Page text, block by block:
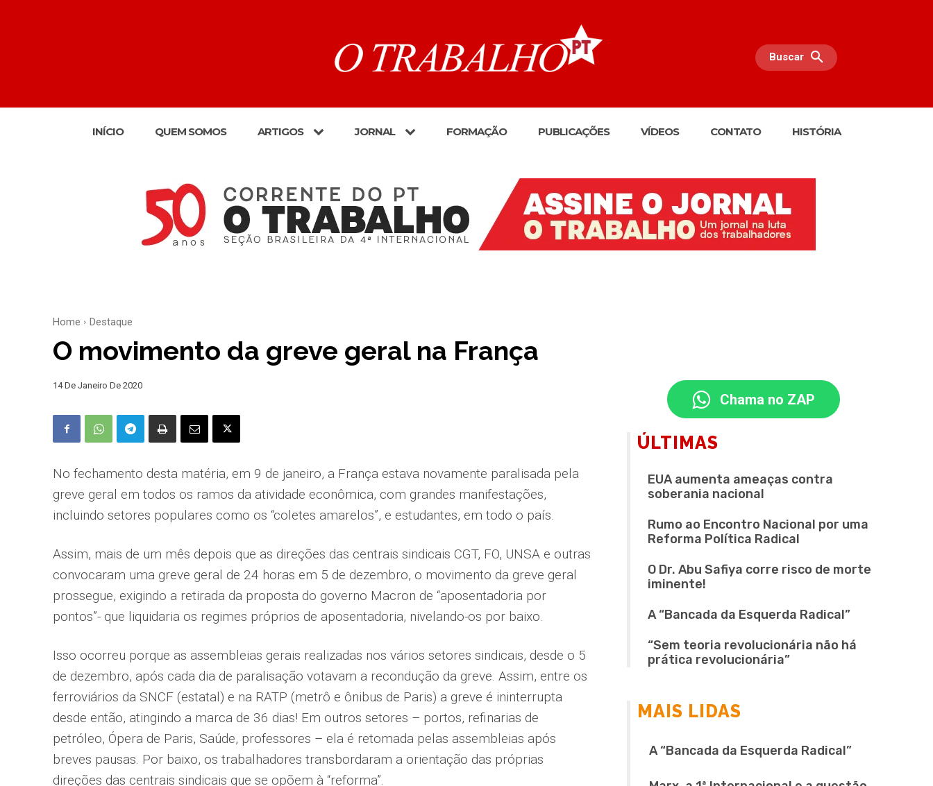
Buscar
INÍCIO QUEM SOMOS ARTIGOS JORNAL FORMAÇÃO PUBLICAÇÕES VÍDEOS CONTATO HISTÓRIA
Home Destaque
O movimento da greve geral na França
14 De Janeiro De 2020
No fechamento desta matéria, em 9 de janeiro, a França estava novamente paralisada pela
greve geral em todos os ramos da atividade econômica, com grandes manifestações,
incluindo setores populares como os “coletes amarelos”, e estudantes, em todo o país.
Assim, mais de um mês depois que as direções das centrais sindicais CGT, FO, UNSA e outras
convocaram uma greve geral de 24 horas em 5 de dezembro, o movimento da greve geral
prossegue, exigindo a retirada da proposta do governo Macron de “aposentadoria por
pontos”- que liquidaria os regimes próprios de aposentadoria, nivelando-os por baixo.
Isso ocorreu porque as assembleias gerais realizadas nos vários setores sindicais, desde o 5
de dezembro, após cada dia de paralisação votavam a recondução da greve. Assim, entre os
ferroviários da SNCF (estatal) e na RATP (metrô e ônibus de Paris) a greve é ininterrupta
desde então, atingindo a marca de 36 dias! Em outros setores – portos, refinarias de
petróleo, Ópera de Paris, Saúde, professores – ela é retomada pelas assembleias após
breves pausas. Por baixo, os trabalhadores transbordaram a orientação das próprias
direções das centrais sindicais que se opõem à “reforma”.
Chama no ZAP
ÚLTIMAS
EUA aumenta ameaças contra
soberania nacional
Rumo ao Encontro Nacional por uma
Reforma Política Radical
O Dr. Abu Safiya corre risco de morte
iminente!
A “Bancada da Esquerda Radical”
“Sem teoria revolucionária não há
prática revolucionária”
MAIS LIDAS
A “Bancada da Esquerda Radical”